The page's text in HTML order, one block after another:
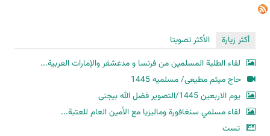
أكثر زيارة
الأكثر تصويتا
لقاء الطلبة المسلمين من فرنسا و مدغشقر والإمارات العربية...
حاج میثم مطیعی/ مسلمیه 1445
یوم الاربعین 1445/التصویر فضل الله بیجنی
لقاء مسلمي سنغافورة وماليزيا مع الأمين العام للعتبة...
تست